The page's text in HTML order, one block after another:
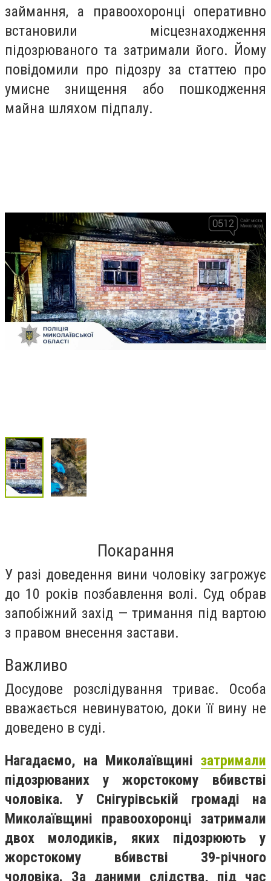
займання, а правоохоронці оперативно
встановили місцезнаходження
підозрюваного та затримали його. Йому
повідомили про підозру за статтею про
умисне знищення або пошкодження
майна шляхом підпалу.
Покарання
У разі доведення вини чоловіку загрожує
до 10 років позбавлення волі. Суд обрав
запобіжний захід — тримання під вартою
з правом внесення застави.
Важливо
Досудове розслідування триває. Особа
вважається невинуватою, доки її вину не
доведено в суді.
Нагадаємо, на Миколаївщині затримали
підозрюваних у жорстокому вбивстві
чоловіка. У Снігурівській громаді на
Миколаївщині правоохоронці затримали
двох молодиків, яких підозрюють у
жорстокому вбивстві 39-річного
чоловіка. За даними слідства, під час